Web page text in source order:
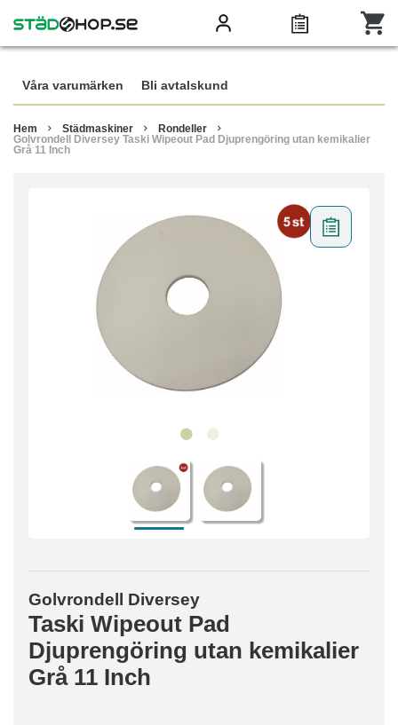
Våra varumärken Bli avtalskund
Hem Städmaskiner
Rondeller
Golvrondell Diversey Taski Wipeout Pad Djuprengöring utan kemikalier
Grå 11 Inch
Golvrondell Diversey
Taski Wipeout Pad
Djuprengöring utan kemikalier
Grå 11 Inch